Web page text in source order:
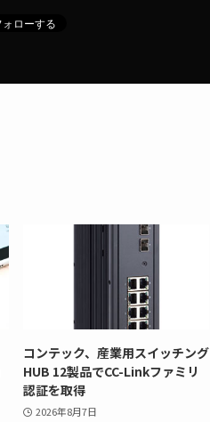
コンテック、産業用スイッチング
HUB 12製品でCC-Linkファミリ
認証を取得
2026年8月7日